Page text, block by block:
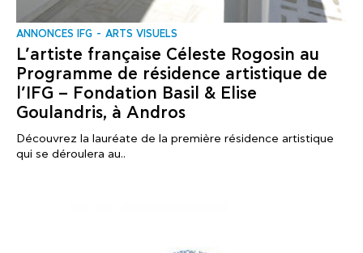
ANNONCES IFG ARTS VISUELS
L’artiste française Céleste Rogosin au
Programme de résidence artistique de
l’IFG – Fondation Basil & Elise
Goulandris, à Andros
Découvrez la lauréate de la première résidence artistique
qui se déroulera au..